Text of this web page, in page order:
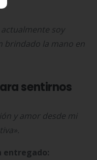
soy
brindado la mano en
sentirnos
y amor desde mi
entregado: